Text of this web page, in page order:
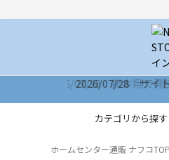
2026/07/28 サイト
カテゴリから探
ホームセンター通販 ナフコTOP